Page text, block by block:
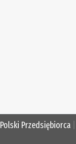
Polski Przedsiębiorca